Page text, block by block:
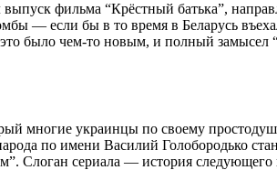
фильма “Крёстный батька”,
— если бы в то время в Беларусь
это было чем-то новым, и полный
многие украинцы по своему
по имени Василий Голобородько
Слоган сериала — история следующего